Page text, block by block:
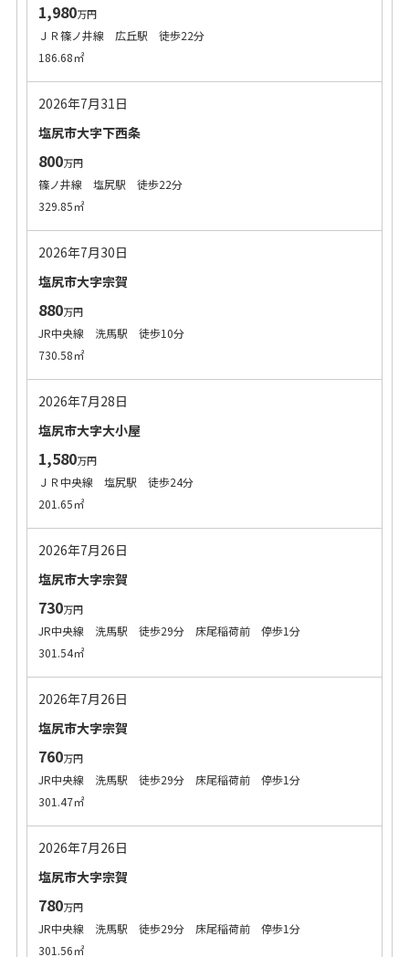
1,980万円
ＪＲ篠ノ井線 広丘駅 徒歩22分
186.68㎡
2026年7月31日
塩尻市大字下西条
800万円
篠ノ井線 塩尻駅 徒歩22分
329.85㎡
2026年7月30日
塩尻市大字宗賀
880万円
JR中央線 洗馬駅 徒歩10分
730.58㎡
2026年7月28日
塩尻市大字大小屋
1,580万円
ＪＲ中央線 塩尻駅 徒歩24分
201.65㎡
2026年7月26日
塩尻市大字宗賀
730万円
JR中央線 洗馬駅 徒歩29分 床尾稲荷前 停歩1分
301.54㎡
2026年7月26日
塩尻市大字宗賀
760万円
JR中央線 洗馬駅 徒歩29分 床尾稲荷前 停歩1分
301.47㎡
2026年7月26日
塩尻市大字宗賀
780万円
JR中央線 洗馬駅 徒歩29分 床尾稲荷前 停歩1分
301.56㎡